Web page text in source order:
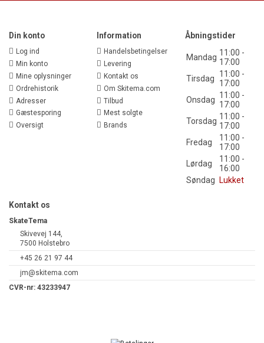
Din konto
Log ind
Min konto
Mine oplysninger
Ordrehistorik
Adresser
Gæstesporing
Oversigt
Information
Handelsbetingelser
Levering
Kontakt os
Om Skitema.com
Tilbud
Mest solgte
Brands
Åbningstider
Mandag 11:00 -
17:00
Tirsdag
11:00 -
17:00
Onsdag 11:00 -
17:00
Torsdag 11:00 -
17:00
Fredag
11:00 -
17:00
Lørdag
11:00 -
16:00
Søndag
Lukket
Kontakt os
SkateTema
Skivevej 144,
7500 Holstebro
+45 26 21 97 44
jm@skitema.com
CVR-nr: 43233947